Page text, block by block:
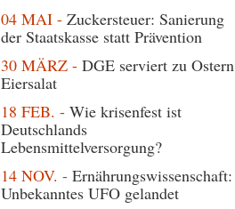
04 MAI - Zuckersteuer: Sanierung
der Staatskasse statt Prävention
30 MÄRZ - DGE serviert zu Ostern
Eiersalat
18 FEB. - Wie krisenfest ist
Deutschlands
Lebensmittelversorgung?
14 NOV. - Ernährungswissenschaft:
Unbekanntes UFO gelandet